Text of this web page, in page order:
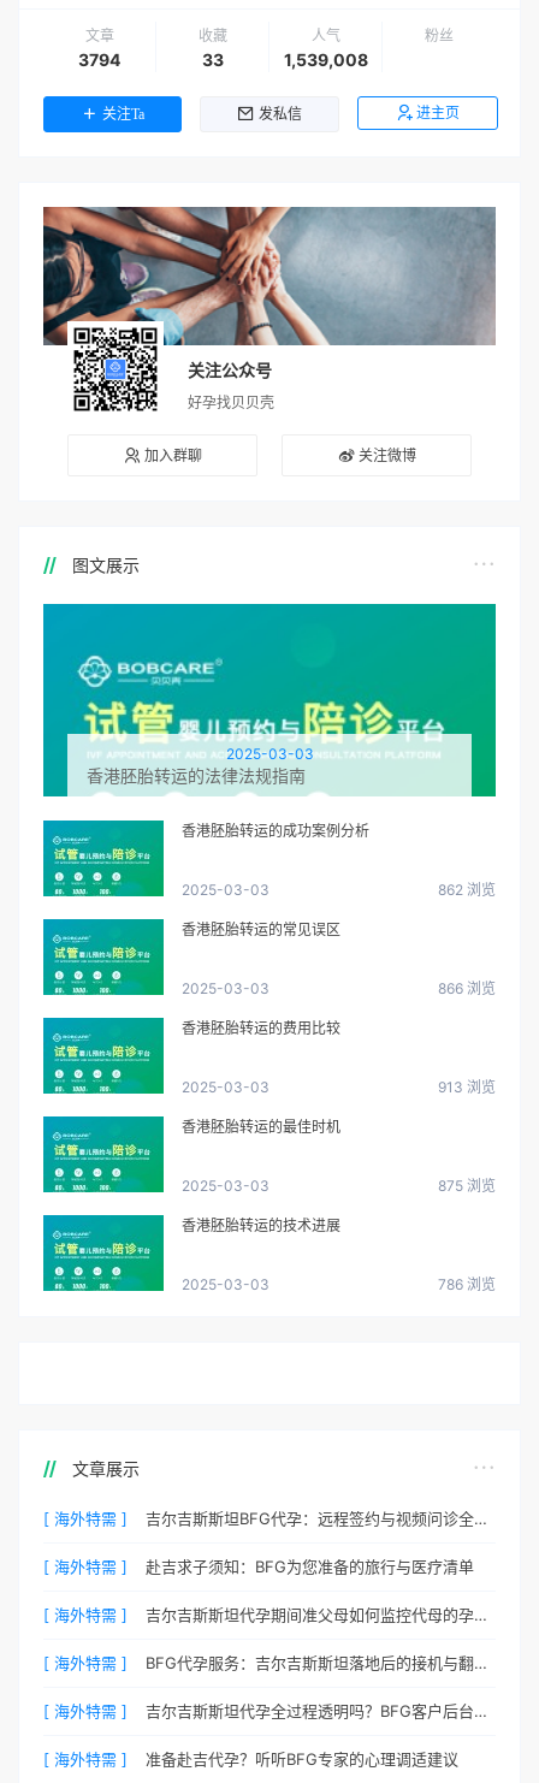
文章
3794
收藏
33
人气
1,539,008
粉丝
关注Ta 发私信 进主页
关注公众号
好孕找贝贝壳
加入群聊 关注微博
图文展示
2025-03-03
香港胚胎转运的法律法规指南
香港胚胎转运的成功案例分析
2025-03-03 862 浏览
香港胚胎转运的常见误区
2025-03-03 866 浏览
香港胚胎转运的费用比较
2025-03-03 913 浏览
香港胚胎转运的最佳时机
2025-03-03 875 浏览
香港胚胎转运的技术进展
2025-03-03 786 浏览
文章展示
[ 海外特需 ] 吉尔吉斯斯坦BFG代孕：远程签约与视频问诊全流程
[ 海外特需 ] 赴吉求子须知：BFG为您准备的旅行与医疗清单
[ 海外特需 ] 吉尔吉斯斯坦代孕期间准父母如何监控代母的孕期状态？
[ 海外特需 ] BFG代孕服务：吉尔吉斯斯坦落地后的接机与翻译安排
[ 海外特需 ] 吉尔吉斯斯坦代孕全过程透明吗？BFG客户后台详解
[ 海外特需 ] 准备赴吉代孕？听听BFG专家的心理调适建议